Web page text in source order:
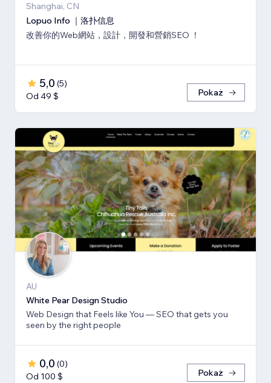
Shanghai, CN
Lopuo Info ｜洛扑信息
改善你的Web網站，設計，開發和營銷SEO ！
5,0 (5)
Od 49 $
Pokaż
AU
White Pear Design Studio
Web Design that Feels like You — SEO that gets you
seen by the right people
0,0 (0)
Od 100 $
Pokaż